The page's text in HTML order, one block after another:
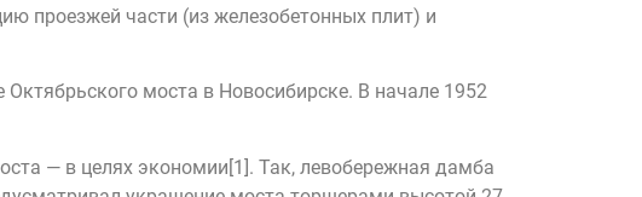
проезжей части (из железобетонных плит) и
моста в Новосибирске. В начале 1952
— в целях экономии[1]. Так, левобережная дамба